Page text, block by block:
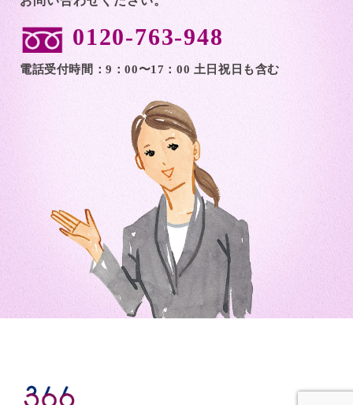
0120-763-948
電話受付時間：9：00〜17：00 土日祝日も含む